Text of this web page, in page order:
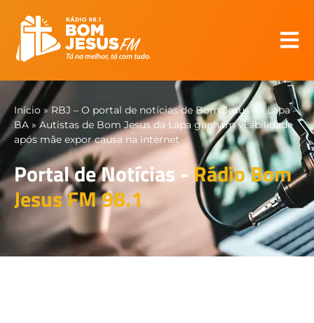
Início »RBJ – O portal de notícias de Bom Jesus da Lapa –
BA » Autistas de Bom Jesus da Lapa ganham visibilidade
após mãe expor causa na internet
Portal de Notícias -Rádio Bom
Jesus FM 98.1